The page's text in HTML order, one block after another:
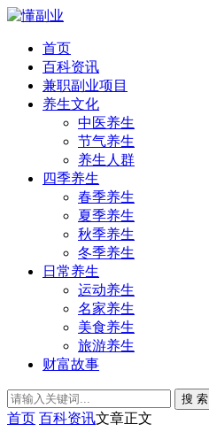
首页
百科资讯
兼职副业项目
养生文化
中医养生
节气养生
养生人群
四季养生
春季养生
夏季养生
秋季养生
冬季养生
日常养生
运动养生
名家养生
美食养生
旅游养生
财富故事
搜 索
首页 百科资讯文章正文